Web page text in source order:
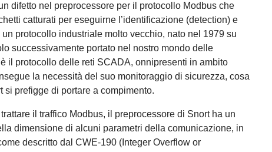
difetto nel preprocessore per il protocollo Modbus che
catturati per eseguirne l’identificazione (detection) e
protocollo industriale molto vecchio, nato nel 1979 su
successivamente portato nel nostro mondo delle
il protocollo delle reti SCADA, onnipresenti in ambito
la necessità del suo monitoraggio di sicurezza, cosa
prefigge di portare a compimento.
il traffico Modbus, il preprocessore di Snort ha un
dimensione di alcuni parametri della comunicazione, in
descritto dal CWE-190 (Integer Overflow or